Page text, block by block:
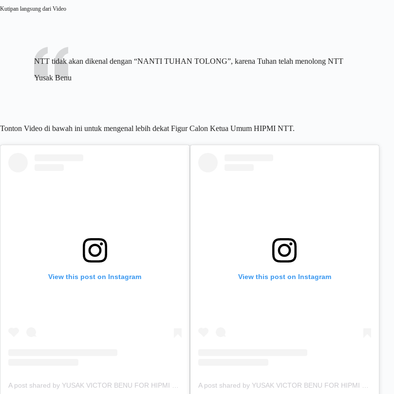
Kutipan langsung dari Video
NTT tidak akan dikenal dengan “NANTI TUHAN TOLONG”, karena Tuhan telah menolong NTT
Yusak Benu
Tonton Video di bawah ini untuk mengenal lebih dekat Figur Calon Ketua Umum HIPMI NTT.
View this post on Instagram View this post on Instagram